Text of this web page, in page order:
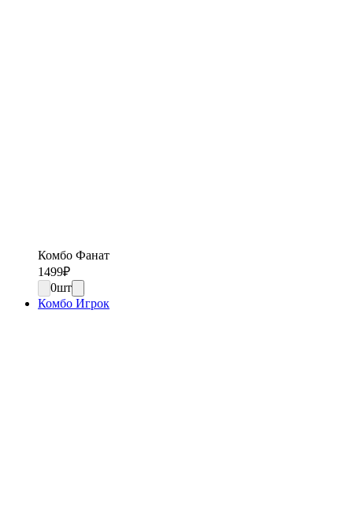
Комбо Фанат
1499₽
0шт
Комбо Игрок